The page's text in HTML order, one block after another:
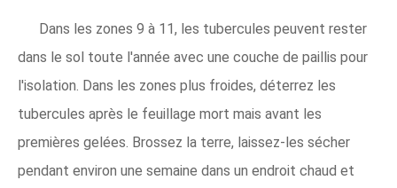
Dans les zones 9 à 11, les tubercules peuvent rester
dans le sol toute l'année avec une couche de paillis pour
l'isolation. Dans les zones plus froides, déterrez les
tubercules après le feuillage mort mais avant les
premières gelées. Brossez la terre, laissez-les sécher
pendant environ une semaine dans un endroit chaud et